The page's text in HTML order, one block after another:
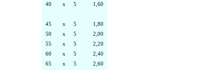
40
x 5 1,60
45 x 5
1,80
50
x 5
2,00
55
x 5
2,20
60
x 5
2,40
65
x 5 2,60